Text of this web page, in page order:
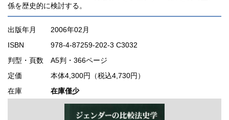
係を歴史的に検討する。
出版年月
2006年02月
ISBN
978-4-87259-202-3 C3032
判型・頁数 A5判・366ページ
定価
本体4,300円（税込4,730円）
在庫
在庫僅少